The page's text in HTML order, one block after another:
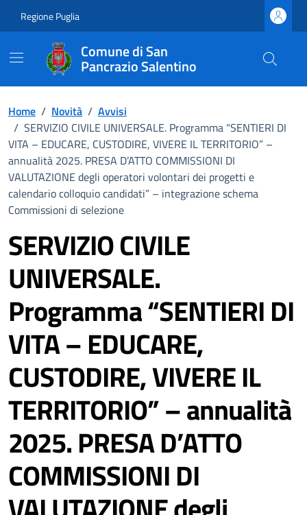
Regione Puglia
Comune di San
Pancrazio Salentino
Home / Novità / Avvisi
/ SERVIZIO CIVILE UNIVERSALE. Programma “SENTIERI DI
VITA – EDUCARE, CUSTODIRE, VIVERE IL TERRITORIO” –
annualità 2025. PRESA D’ATTO COMMISSIONI DI
VALUTAZIONE degli operatori volontari dei progetti e
calendario colloquio candidati” – integrazione schema
Commissioni di selezione
SERVIZIO CIVILE
UNIVERSALE.
Programma “SENTIERI DI
VITA – EDUCARE,
CUSTODIRE, VIVERE IL
TERRITORIO” – annualità
2025. PRESA D’ATTO
COMMISSIONI DI